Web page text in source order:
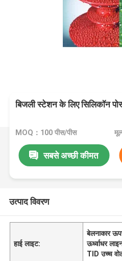
बिजली स्टेशन के लिए सिलिकॉन
MOQ：100 पीस/पीस
सबसे अच्छी कीमत
उत्पाद विवरण
हाई लाइट:
बेलनाकार
ऊर्ध्वाधर
TID उच्च